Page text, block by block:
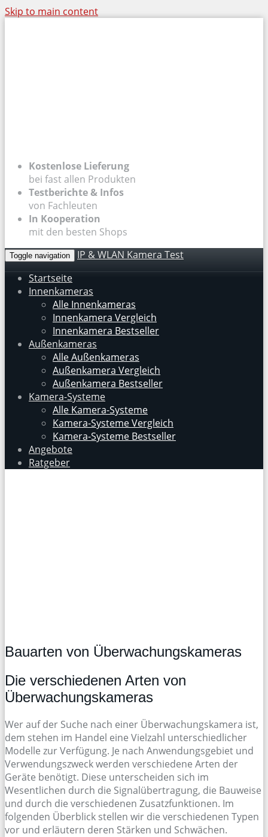
Skip to main content
Kostenlose Lieferung
bei fast allen Produkten
Testberichte & Infos
von Fachleuten
In Kooperation
mit den besten Shops
Toggle navigation
IP & WLAN Kamera Test
Startseite
Innenkameras
Alle Innenkameras
Innenkamera Vergleich
Innenkamera Bestseller
Außenkameras
Alle Außenkameras
Außenkamera Vergleich
Außenkamera Bestseller
Kamera-Systeme
Alle Kamera-Systeme
Kamera-Systeme Vergleich
Kamera-Systeme Bestseller
Angebote
Ratgeber
Bauarten von Überwachungskameras
Die verschiedenen Arten von
Überwachungskameras
Wer auf der Suche nach einer Überwachungskamera ist,
dem stehen im Handel eine Vielzahl unterschiedlicher
Modelle zur Verfügung. Je nach Anwendungsgebiet und
Verwendungszweck werden verschiedene Arten der
Geräte benötigt. Diese unterscheiden sich im
Wesentlichen durch die Signalübertragung, die Bauweise
und durch die verschiedenen Zusatzfunktionen. Im
folgenden Überblick stellen wir die verschiedenen Typen
vor und erläutern deren Stärken und Schwächen.